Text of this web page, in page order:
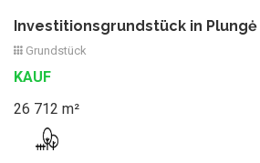
Investitionsgrundstück in Plungė
Grundstück
KAUF
26 712 m²